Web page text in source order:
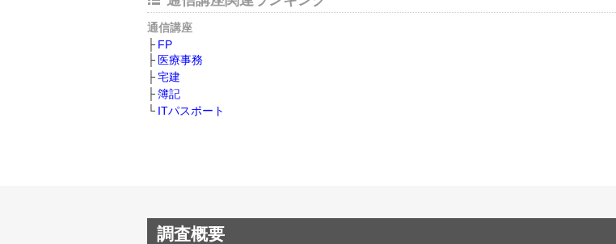
通信講座
FP
医療事務
宅建
簿記
ITパスポート
調査概要